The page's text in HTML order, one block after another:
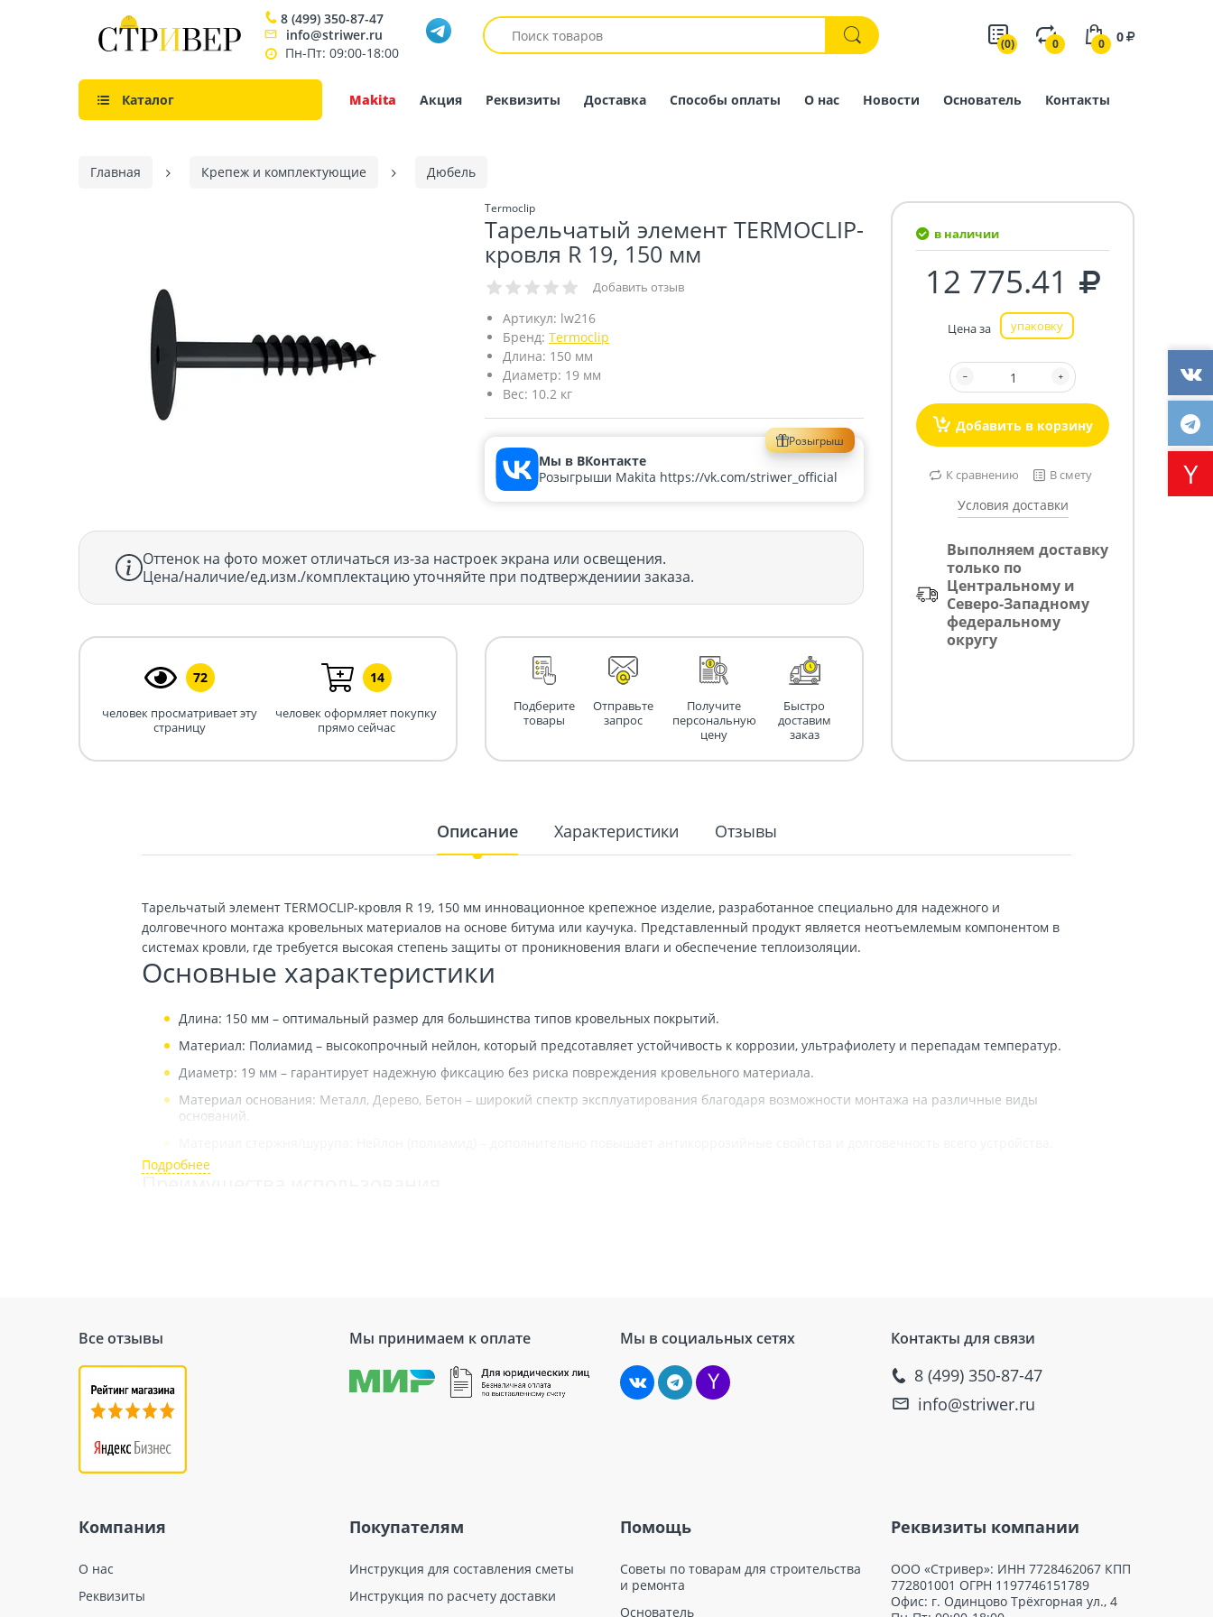
8 (499) 350-87-47
info@striwer.ru
Пн-Пт: 09:00-18:00
(0) 0 0 0
Каталог Makita Акция Реквизиты Доставка Способы оплаты О нас Новости Основатель Контакты
Главная Крепеж и комплектующие Дюбель
Termoclip
Тарельчатый элемент TERMOCLIP-
кровля R 19, 150 мм
Добавить отзыв
Артикул: lw216
Бренд: Termoclip
Длина: 150 мм
Диаметр: 19 мм
Вес: 10.2 кг
Розыгрыш
Мы в ВКонтакте
Розыгрыши Makita https://vk.com/striwer_official
Оттенок на фото может отличаться из-за настроек экрана или освещения.
Цена/наличие/ед.изм./комплектацию уточняйте при подтверждениии заказа.
72
человек просматривает эту
страницу
14
человек оформляет покупку
прямо сейчас
Подберите
товары
Отправьте
запрос
Получите
персональную
цену
Быстро
доставим
заказ
в наличии
12 775.41
Цена за упаковку
Добавить в корзину
К сравнению В смету
Условия доставки
Выполняем доставку
только по
Центральному и
Северо-Западному
федеральному
округу
Описание Характеристики Отзывы
Тарельчатый элемент TERMOCLIP-кровля R 19, 150 мм инновационное крепежное изделие, разработанное специально для надежного и
долговечного монтажа кровельных материалов на основе битума или каучука. Представленный продукт является неотъемлемым компонентом в
системах кровли, где требуется высокая степень защиты от проникновения влаги и обеспечение теплоизоляции.
Основные характеристики
Длина: 150 мм – оптимальный размер для большинства типов кровельных покрытий.
Материал: Полиамид – высокопрочный нейлон, который предсотавляет устойчивость к коррозии, ультрафиолету и перепадам температур.
Диаметр: 19 мм – гарантирует надежную фиксацию без риска повреждения кровельного материала.
Материал основания: Металл, Дерево, Бетон – широкий спектр эксплуатирования благодаря возможности монтажа на различные виды
оснований.
Преимущества использования
Теплоизоляция: Использование тарельчатых элементов TERMOCLIP помогает предотвратить “мостики холода” благодаря изоляционным
Тарельчатые элементы TERMOCLIP используются при устройстве плоских или скатных кровель жилых, коммерческих или промышленных
зданий. Они являются оптимальным выбором для объектов с высокими требованиями к энергоэффективности и надежности.
Все отзывы Мы принимаем к оплате Мы в социальных сетях Контакты для связи
8 (499) 350-87-47
info@striwer.ru
Компания
О нас
Реквизиты
Покупателям
Инструкция для составления сметы
Инструкция по расчету доставки
Помощь
Советы по товарам для строительства
и ремонта
Основатель
Реквизиты компании
ООО «Стривер»: ИНН 7728462067 КПП
772801001 ОГРН 1197746151789
Офис: г. Одинцово Трёхгорная ул., 4